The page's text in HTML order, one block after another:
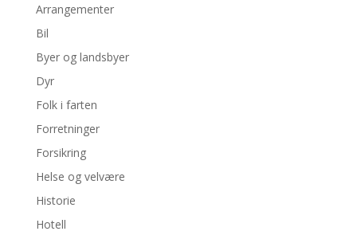
Arrangementer
Bil
Byer og landsbyer
Dyr
Folk i farten
Forretninger
Forsikring
Helse og velvære
Historie
Hotell